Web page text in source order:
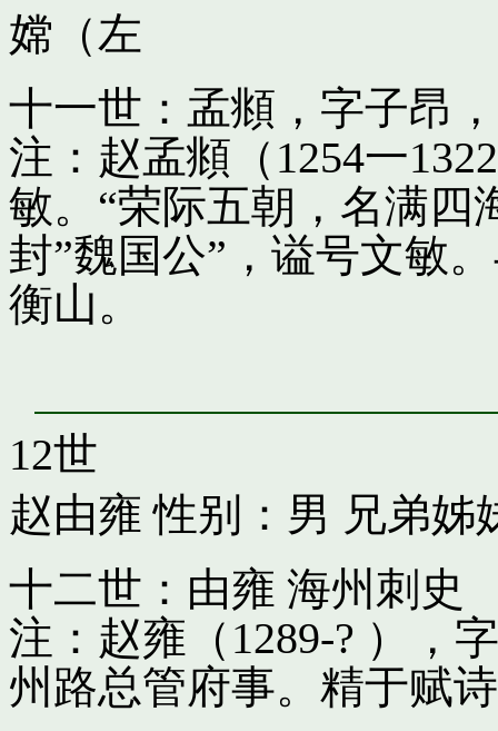
嫦（左
十一世：孟頫，字子昂
注：赵孟頫（1254一
敏。“荣际五朝，名满四
封”魏国公”，谥号文敏
衡山。
12世
赵由雍 性别：男 兄弟姊
十二世：由雍 海州刺史
注：赵雍（1289-? ），
州路总管府事。精于赋